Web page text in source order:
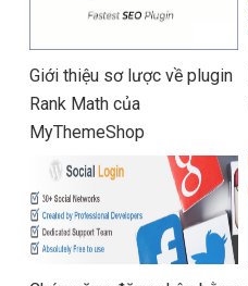
Giới thiệu sơ lược về plugin
Rank Math của
MyThemeShop